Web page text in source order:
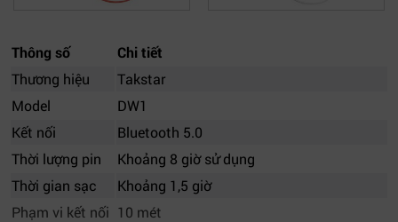
Thông số
Chi tiết
Thương hiệu
Takstar
Model
DW1
Kết nối
Bluetooth 5.0
Thời lượng pin
Khoảng 8 giờ sử dụng
Thời gian sạc
Khoảng 1,5 giờ
Phạm vi kết nối 10 mét